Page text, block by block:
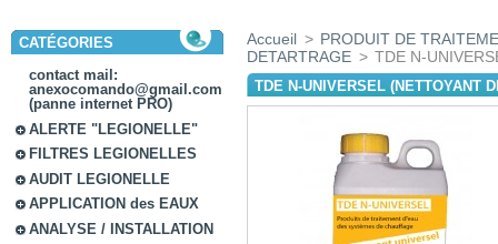
CATÉGORIES
contact mail:
anexocomando@gmail.com
(panne internet PRO)
ALERTE "LEGIONELLE"
FILTRES LEGIONELLES
AUDIT LEGIONELLE
APPLICATION des EAUX
ANALYSE / INSTALLATION
Accueil > PRODUIT DE
DETARTRAGE > TDE N-
TDE N-UNIVERSEL (NETTOYANT